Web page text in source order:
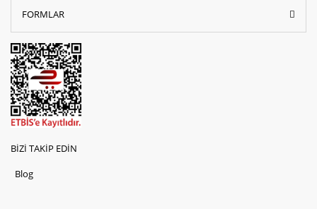
FORMLAR
BİZİ TAKİP EDİN
Blog